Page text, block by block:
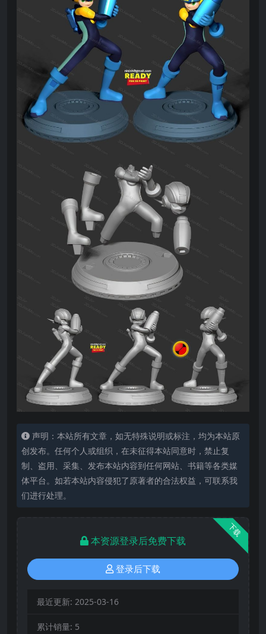
声明：本站所有文章，如无特殊说明或标注，均为本站原
创发布。任何个人或组织，在未征得本站同意时，禁止复
制、盗用、采集、发布本站内容到任何网站、书籍等各类媒
体平台。如若本站内容侵犯了原著者的合法权益，可联系我
们进行处理。
下载
本资源登录后免费下载
登录后下载
最近更新: 2025-03-16
累计销量: 5